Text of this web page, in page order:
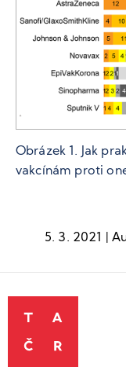
Obrázek 1. Jak
vakcínám proti
5. 3. 2021 |